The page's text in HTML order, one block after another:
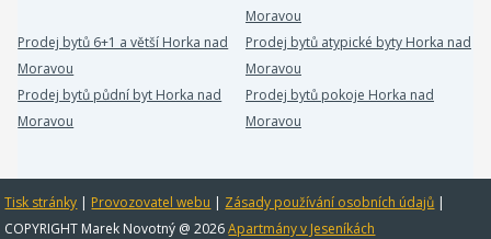
Moravou
Prodej bytů 6+1 a větší Horka nad
Moravou
Prodej bytů atypické byty Horka nad
Moravou
Prodej bytů půdní byt Horka nad
Moravou
Prodej bytů pokoje Horka nad
Moravou
Tisk stránky | Provozovatel webu | Zásady používání osobních údajů |
COPYRIGHT Marek Novotný @ 2026Apartmány v Jeseníkách